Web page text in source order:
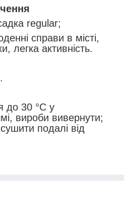
regular;
справи в місті,
легка активність.
до 30 °C у
вироби вивернути;
подалі від